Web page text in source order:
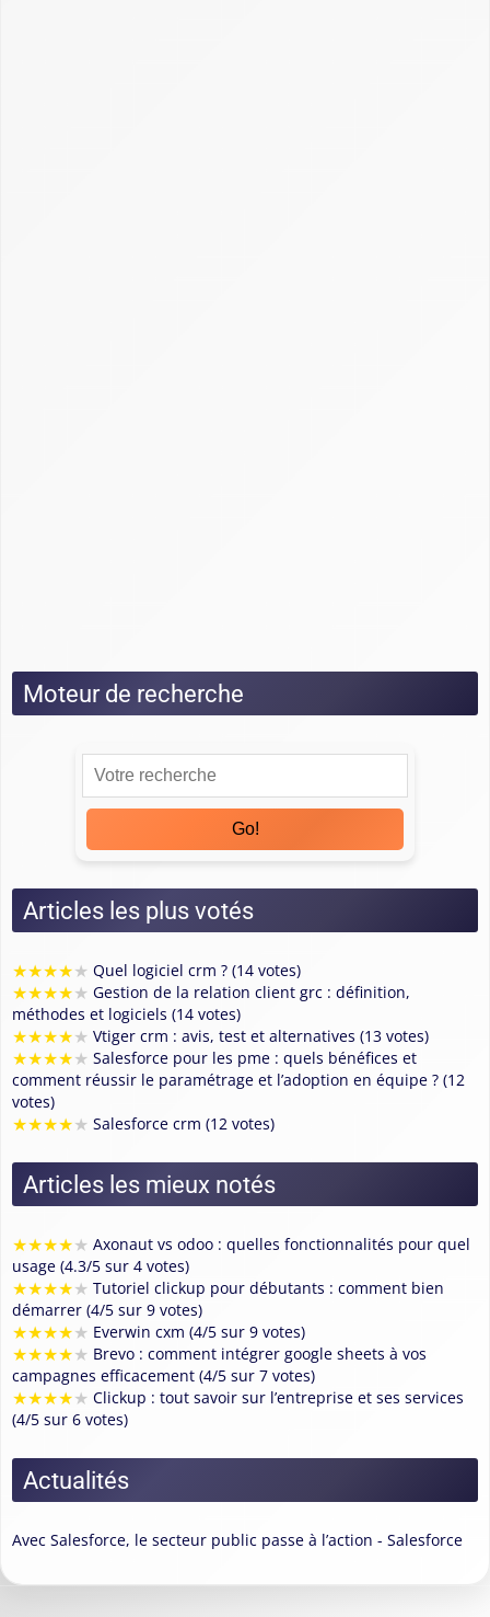
Moteur de recherche
Go!
Articles les plus votés
★★★★★ Quel logiciel crm ? (14 votes)
★★★★★ Gestion de la relation client grc : définition,
méthodes et logiciels (14 votes)
★★★★★ Vtiger crm : avis, test et alternatives (13 votes)
★★★★★ Salesforce pour les pme : quels bénéfices et
comment réussir le paramétrage et l’adoption en équipe ? (12
votes)
★★★★★ Salesforce crm (12 votes)
Articles les mieux notés
★★★★★ Axonaut vs odoo : quelles fonctionnalités pour quel
usage (4.3/5 sur 4 votes)
★★★★★ Tutoriel clickup pour débutants : comment bien
démarrer (4/5 sur 9 votes)
★★★★★ Everwin cxm (4/5 sur 9 votes)
★★★★★ Brevo : comment intégrer google sheets à vos
campagnes efficacement (4/5 sur 7 votes)
★★★★★ Clickup : tout savoir sur l’entreprise et ses services
(4/5 sur 6 votes)
Actualités
Avec Salesforce, le secteur public passe à l’action - Salesforce